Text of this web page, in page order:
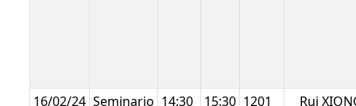
16/02/24 Seminario 14:30 15:30 1201 Rui